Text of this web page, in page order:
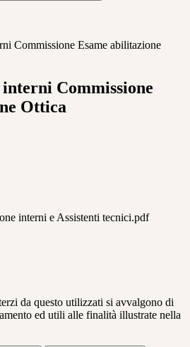
Commissione Esame abilitazione
Commissione
Ottica
interni e Assistenti tecnici.pdf
da questo utilizzati si avvalgono di
ed utili alle finalità illustrate nella